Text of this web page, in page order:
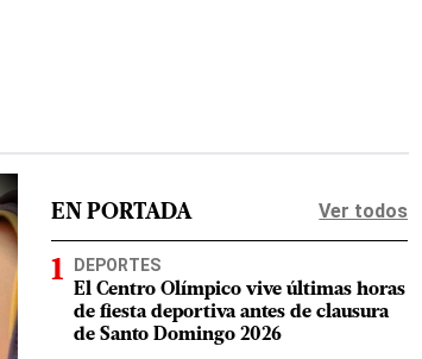
EN PORTADA Ver todos
DEPORTES
El Centro Olímpico vive últimas horas
de fiesta deportiva antes de clausura
de Santo Domingo 2026